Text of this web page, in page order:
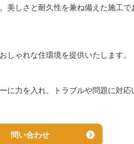
美しさと耐久性を兼ね備えた施工で
ゃれな住環境を提供いたします。
に力を入れ、トラブルや問題に対応
問い合わせ